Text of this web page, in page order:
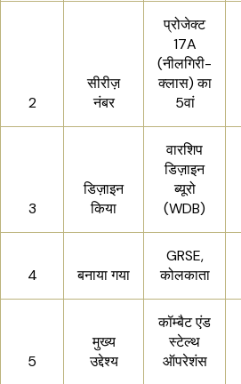
2
सीरीज़
नंबर
प्रोजेक्ट
17A
(नीलगिरी-
क्लास) का
5वां
3
डिज़ाइन
किया
वारशिप
डिज़ाइन
ब्यूरो
(WDB)
4 बनाया गया
GRSE,
कोलकाता
5
मुख्य
उद्देश्य
कॉम्बैट एंड
स्टेल्थ
ऑपरेशंस